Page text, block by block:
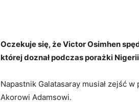
Oczekuje się, że Victor Osimhen
której doznał podczas porażki
Napastnik Galatasaray musiał zejść
Akorowi Adamsowi.